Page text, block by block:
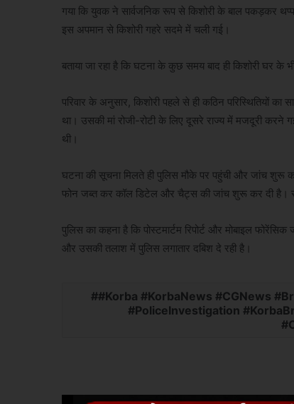
गया कि युवक ने सार्वजनिक रूप से किशोरी के बाल पकड़कर
इस अपमान से किशोरी गहरे सदमे में चली गई।
बताया जा रहा है कि घटना के कुछ समय बाद ही किशोरी घर के
परिवार के अनुसार, किशोरी पहले से ही कठिन परिस्थितियों
था। उसकी मां रोजी-रोटी के लिए दूसरे राज्य में मजदूरी
थी।
घटना की सूचना मिलते ही पुलिस मौके पर पहुंची और जांच शुरू
फोन जब्त कर कॉल डिटेल और चैट्स की जांच शुरू कर दी है।
पुलिस का कहना है कि पोस्टमार्टम रिपोर्ट और मोबाइल
और उसकी तलाश में पुलिस लगातार दबिश दे रही है।
#Korba #KorbaNews #CGNews
#PoliceInvestigation